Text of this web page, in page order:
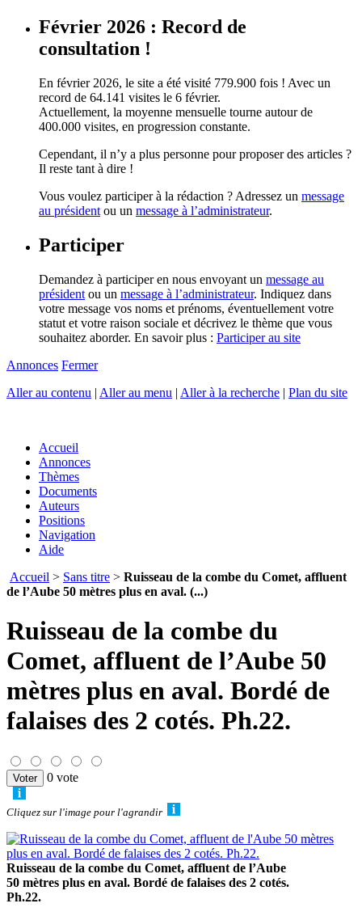
Février 2026 : Record de
consultation !
En février 2026, le site a été visité 779.900 fois ! Avec un
record de 64.141 visites le 6 février.
Actuellement, la moyenne mensuelle tourne autour de
400.000 visites, en progression constante.
Cependant, il n’y a plus personne pour proposer des articles ?
Il reste tant à dire !
Vous voulez participer à la rédaction ? Adressez un message
au président ou un message à l’administrateur.
Participer
Demandez à participer en nous envoyant un message au
président ou un message à l’administrateur. Indiquez dans
votre message vos noms et prénoms, éventuellement votre
statut et votre raison sociale et décrivez le thème que vous
souhaitez aborder. En savoir plus : Participer au site
Annonces Fermer
Aller au contenu | Aller au menu | Aller à la recherche | Plan du site
Accueil
Annonces
Thèmes
Documents
Auteurs
Positions
Navigation
Aide
Accueil > Sans titre > Ruisseau de la combe du Comet, affluent
de l’Aube 50 mètres plus en aval. (...)
Ruisseau de la combe du
Comet, affluent de l’Aube 50
mètres plus en aval. Bordé de
falaises des 2 cotés. Ph.22.
0 vote
Cliquez sur l'image pour l'agrandir
Ruisseau de la combe du Comet, affluent de l’Aube
50 mètres plus en aval. Bordé de falaises des 2 cotés.
Ph.22.